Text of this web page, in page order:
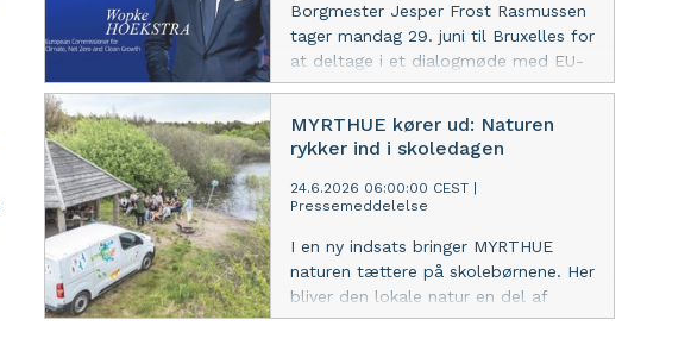
Borgmester Jesper Frost Rasmussen
tager mandag 29. juni til Bruxelles for
at deltage i et dialogmøde med EU-
kommissær Wopke Hoekstra. Her
hvordan fangst, transport og lagring
af CO2 kan udbredes hurtigere i
Europa.
MYRTHUE kører ud: Naturen
rykker ind i skoledagen
24.6.2026 06:00:00 CEST
Pressemeddelelse
I en ny indsats bringer MYRTHUE
naturen tættere på skolebørnene. Her
bliver den lokale natur en del af
skoledagen, når eleverne opdager og